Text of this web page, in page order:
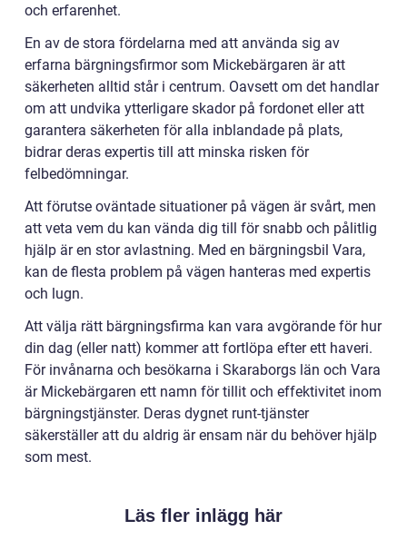
och erfarenhet.
En av de stora fördelarna med att använda sig av
erfarna bärgningsfirmor som Mickebärgaren är att
säkerheten alltid står i centrum. Oavsett om det handlar
om att undvika ytterligare skador på fordonet eller att
garantera säkerheten för alla inblandade på plats,
bidrar deras expertis till att minska risken för
felbedömningar.
Att förutse oväntade situationer på vägen är svårt, men
att veta vem du kan vända dig till för snabb och pålitlig
hjälp är en stor avlastning. Med en bärgningsbil Vara,
kan de flesta problem på vägen hanteras med expertis
och lugn.
Att välja rätt bärgningsfirma kan vara avgörande för hur
din dag (eller natt) kommer att fortlöpa efter ett haveri.
För invånarna och besökarna i Skaraborgs län och Vara
är Mickebärgaren ett namn för tillit och effektivitet inom
bärgningstjänster. Deras dygnet runt-tjänster
säkerställer att du aldrig är ensam när du behöver hjälp
som mest.
Läs fler inlägg här